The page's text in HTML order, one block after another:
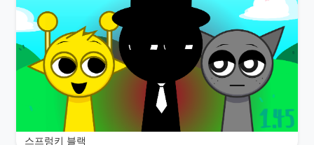
스프렁키 블랙